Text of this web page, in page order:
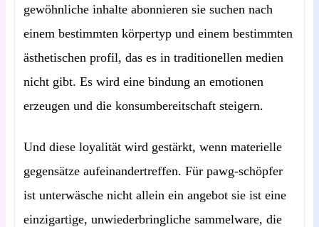
gewöhnliche inhalte abonnieren sie suchen nach
einem bestimmten körpertyp und einem bestimmten
ästhetischen profil, das es in traditionellen medien
nicht gibt. Es wird eine bindung an emotionen
erzeugen und die konsumbereitschaft steigern.
Und diese loyalität wird gestärkt, wenn materielle
gegensätze aufeinandertreffen. Für pawg-schöpfer
ist unterwäsche nicht allein ein angebot sie ist eine
einzigartige, unwiederbringliche sammelware, die